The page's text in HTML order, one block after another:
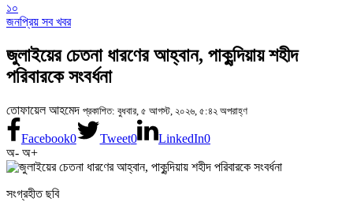
১০
জনপ্রিয় সব খবর
জুলাইয়ের চেতনা ধারণের আহ্বান, পাকুন্দিয়ায় শহীদ
পরিবারকে সংবর্ধনা
তোফায়েল আহমেদ প্রকাশিত: বুধবার, ৫ আগস্ট, ২০২৬, ৫:৪২ অপরাহ্ণ
Facebook0 Tweet0 LinkedIn0
অ- অ+
সংগ্রহীত ছবি